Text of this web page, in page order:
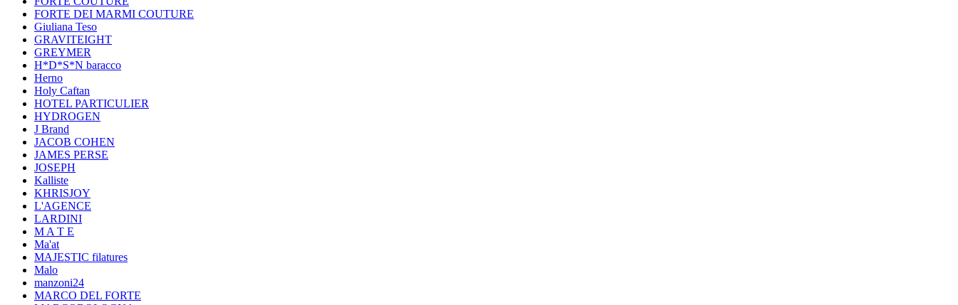
FORTE DEI MARMI COUTURE
Giuliana Teso
GRAVITEIGHT
GREYMER
H*D*S*N baracco
Herno
Holy Caftan
HOTEL PARTICULIER
HYDROGEN
J Brand
JACOB COHEN
JAMES PERSE
JOSEPH
Kalliste
KHRISJOY
L'AGENCE
LARDINI
M A T E
Ma'at
MAJESTIC filatures
Malo
manzoni24
MARCO DEL FORTE